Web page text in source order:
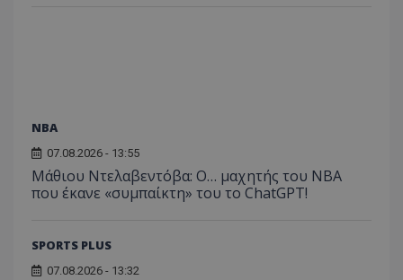
NBA
07.08.2026 - 13:55
Μάθιου Ντελαβεντόβα: Ο… μαχητής του NBA
που έκανε «συμπαίκτη» του το ChatGPT!
SPORTS PLUS
07.08.2026 - 13:32